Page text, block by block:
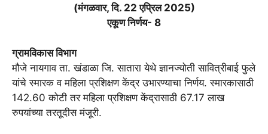
(मंगळवार, दि. 22 एप्रिल 2025)
एकूण निर्णय- 8
ग्रामविकास विभाग
मौजे नायगाव ता. खंडाळा जि. सातारा येथे ज्ञानज्योती सावित्रीबाई फुले
यांचे स्मारक व महिला प्रशिक्षण केंद्र उभारण्याचा निर्णय. स्मारकासाठी
142.60 कोटी तर महिला प्रशिक्षण केंद्रासाठी 67.17 लाख
रुपयांच्या तरतूदीस मंजूरी.